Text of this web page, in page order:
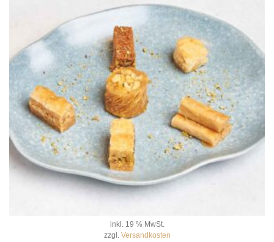
inkl. 19 % MwSt.
zzgl. Versandkosten